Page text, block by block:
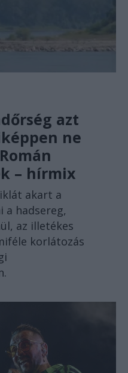
azt
ne
– hírmix
akart a
a hadsereg,
az illetékes
korlátozás